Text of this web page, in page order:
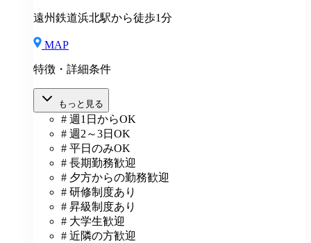
遠州鉄道浜北駅から徒歩1分
MAP
特徴・詳細条件
もっと見る
# 週1日からOK
# 週2～3日OK
# 平日のみOK
# 長期勤務歓迎
# 夕方からの勤務歓迎
# 研修制度あり
# 昇級制度あり
# 大学生歓迎
# 近隣の方歓迎